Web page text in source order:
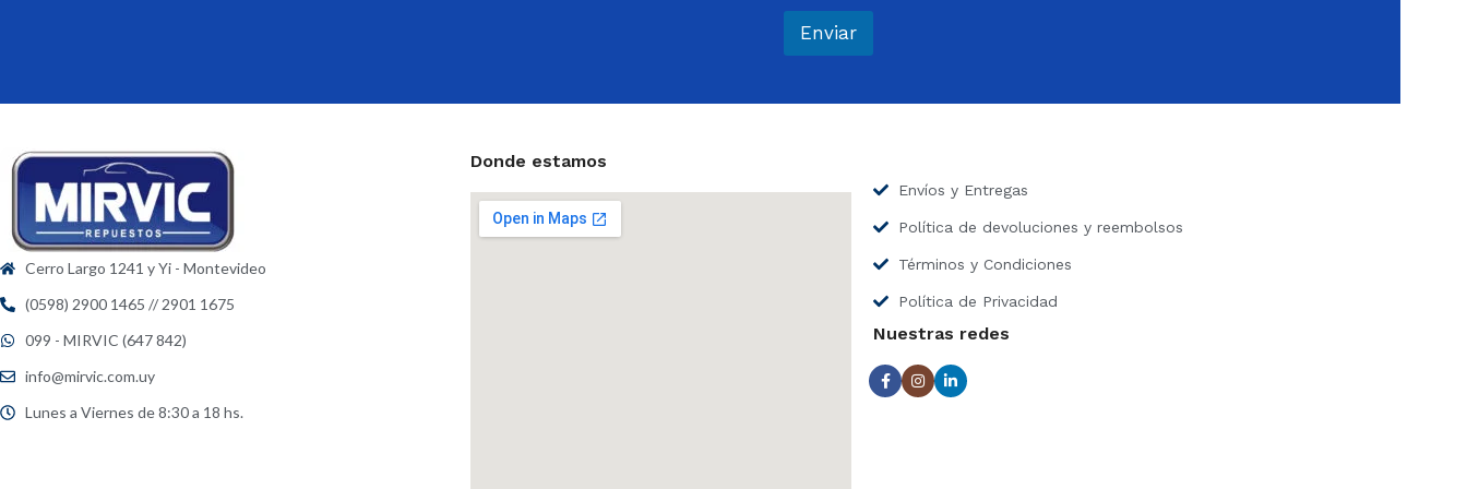
r
o
ó
Enviar
Cerro Largo 1241 y Yi - Montevideo
(0598) 2900 1465 // 2901 1675
099 - MIRVIC (647 842)
info@mirvic.com.uy
Lunes a Viernes de 8:30 a 18 hs.
Donde estamos
Envíos y Entregas
Política de devoluciones y reembolsos
Términos y Condiciones
Política de Privacidad
Nuestras redes